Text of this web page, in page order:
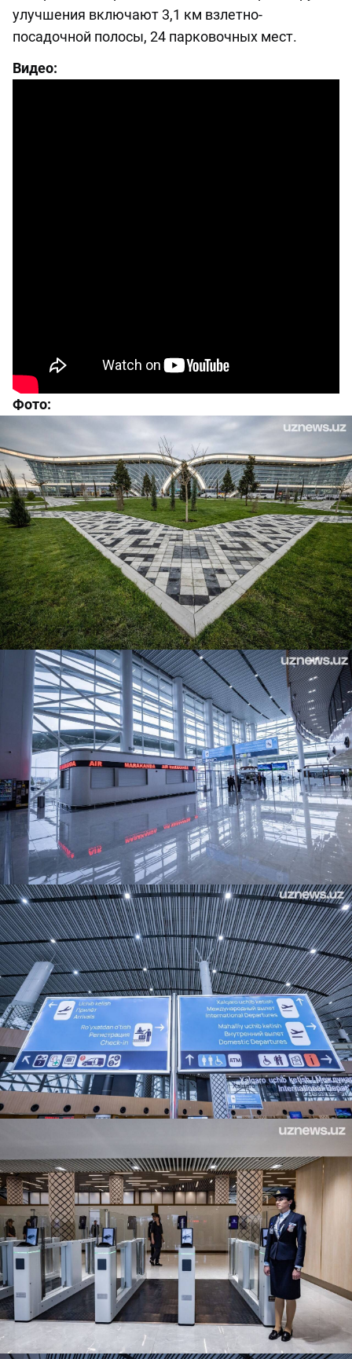
улучшения включают 3,1 км взлетно-
посадочной полосы, 24 парковочных мест.
Видео:
Фото: